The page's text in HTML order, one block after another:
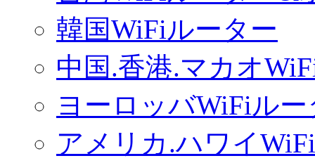
韓国WiFiルーター
中国.香港.マカオ
ヨーロッバWiFiルー
アメリカ.ハワイ